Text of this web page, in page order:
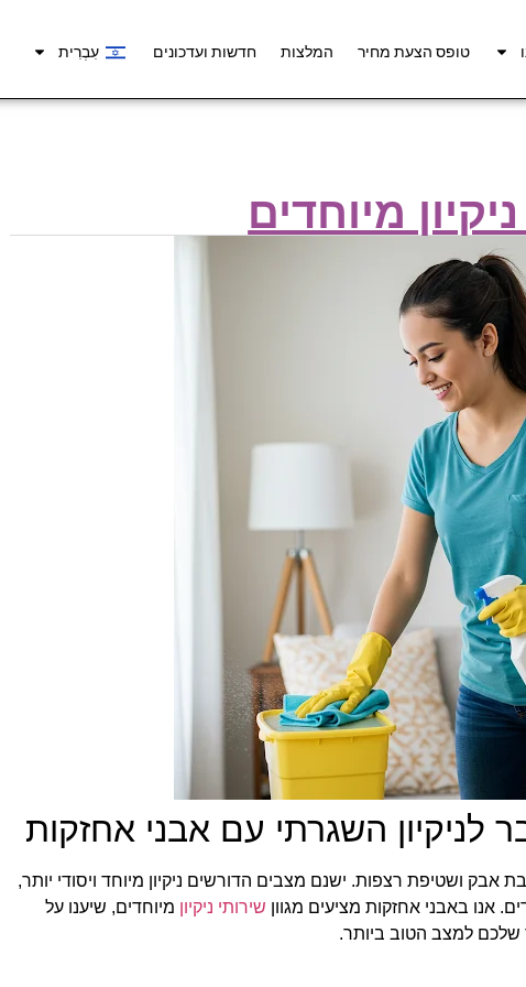
טופס הצעת מחיר המלצות חדשות ועדכונים עִבְרִית
מיוחדים
לניקיון השגרתי עם אבני אחזקות
אבק ושטיפת רצפות. ישנם מצבים הדורשים ניקיון מיוחד ויסודי יותר,
אנו באבני אחזקות מציעים מגוון שירותי ניקיון מיוחדים, שיענו על
שלכם למצב הטוב ביותר.